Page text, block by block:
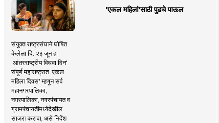
'एकल महिलां'साठी पुढचे पाऊल
संयुक्त राष्ट्रसंघाने घोषित
केलेला दि. २३ जून हा
'आंतरराष्ट्रीय विधवा दिन'
संपूर्ण महाराष्ट्रात 'एकल
महिला दिवस' म्हणून सर्व
महानगरपालिका,
नगरपालिका, नगरपंचायत व
ग्रामपंचायतींमध्येदेखील
साजरा करावा, असे निर्देश